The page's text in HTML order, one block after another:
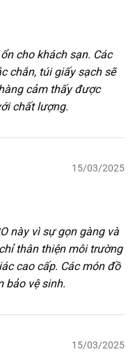
cho khách sạn. Các
chắn, túi giấy sạch sẽ
cảm thấy được
chất lượng.
15/03/2025
này vì sự gọn gàng và
thân thiện môi trường
cao cấp. Các món đồ
bảo vệ sinh.
15/03/2025